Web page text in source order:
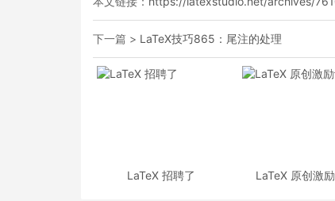
下一篇 > LaTeX技巧865：尾注的处理
LaTeX 招聘了 LaTeX 原创激